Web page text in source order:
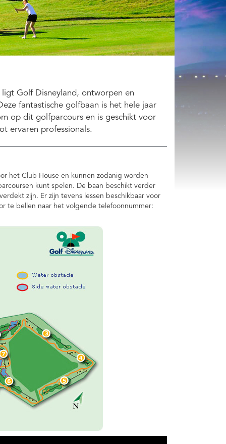
Golf Disneyland, ontworpen en
fantastische golfbaan is het hele jaar
op dit golfparcours en is geschikt voor
ervaren professionals.
het Club House en kunnen zodanig worden
kunt spelen. De baan beschikt verder
zijn. Er zijn tevens lessen beschikbaar voor
te bellen naar het volgende telefoonnummer: